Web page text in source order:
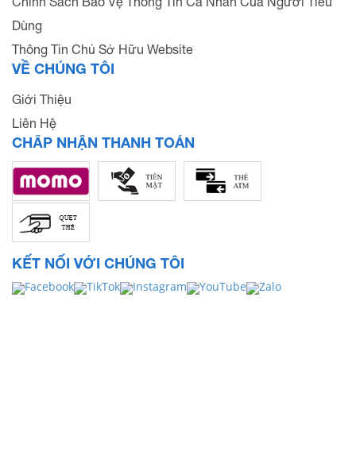
Dùng
Thông Tin Chủ Sở Hữu Website
VỀ CHÚNG TÔI
Giới Thiệu
Liên Hệ
CHẤP NHẬN THANH TOÁN
KẾT NỐI VỚI CHÚNG TÔI